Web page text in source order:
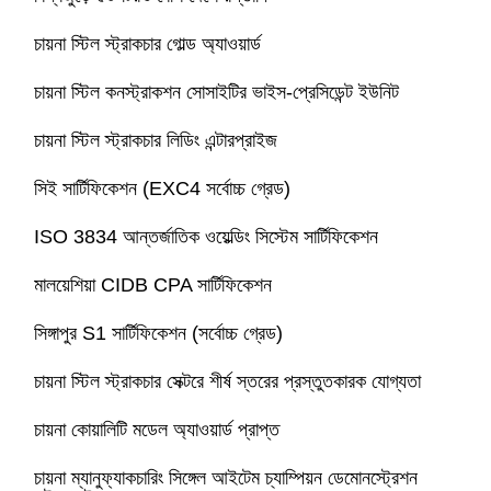
ইস্পাত কাঠামো বিল্ডিং
ইস্পাত কাঠামো কর্মশালা
ইস্পাত কাঠামো গুদাম
ভারী ইস্পাত কাঠামো
ইস্পাত কাঠামো অফিস
চায়না স্টিল স্ট্রাকচার গোল্ড অ্যাওয়ার্ড
চায়না স্টিল কনস্ট্রাকশন সোসাইটির ভাইস-প্রেসিডেন্ট ইউনিট
চায়না স্টিল স্ট্রাকচার লিডিং এন্টারপ্রাইজ
সিই সার্টিফিকেশন (EXC4 সর্বোচ্চ গ্রেড)
ISO 3834 আন্তর্জাতিক ওয়েল্ডিং সিস্টেম সার্টিফিকেশন
মালয়েশিয়া CIDB CPA সার্টিফিকেশন
সিঙ্গাপুর S1 সার্টিফিকেশন (সর্বোচ্চ গ্রেড)
চায়না স্টিল স্ট্রাকচার সেক্টরে শীর্ষ স্তরের প্রস্তুতকারক যোগ্যতা
চায়না কোয়ালিটি মডেল অ্যাওয়ার্ড প্রাপ্ত
চায়না ম্যানুফ্যাকচারিং সিঙ্গেল আইটেম চ্যাম্পিয়ন ডেমোনস্ট্রেশন